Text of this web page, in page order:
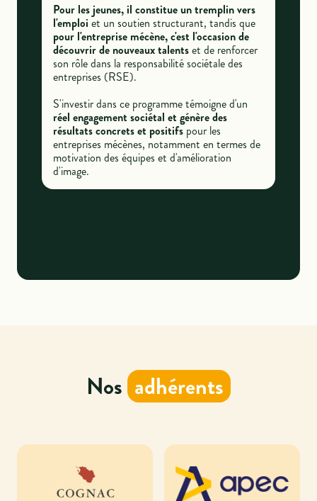
Pour les jeunes, il constitue un tremplin vers
l'emploi et un soutien structurant, tandis que
pour l'entreprise mécène, c'est l'occasion de
découvrir de nouveaux talentset de renforcer
son rôle dans la responsabilité sociétale des
entreprises (RSE).
S'investir dans ce programme témoigne d'un
réel engagement sociétal et génère des
résultats concrets et positifspour les
entreprises mécènes, notamment en termes de
motivation des équipes et d'amélioration
d'image.
Nos adhérents